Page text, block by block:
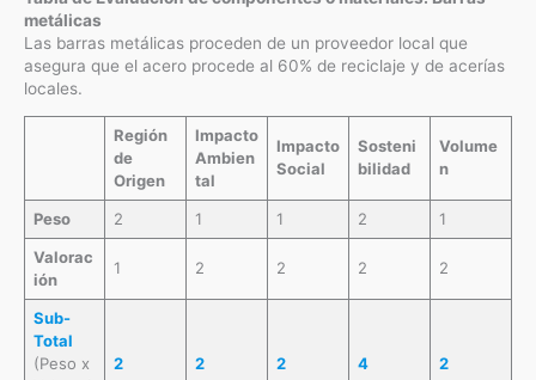
metálicas
Las barras metálicas proceden de un proveedor local que
asegura que el acero procede al 60% de reciclaje y de acerías
locales.
Región
de
Origen
Impacto
Ambien
tal
Impacto
Social
Sosteni
bilidad
Volume
n
Peso 2 1 1 2
1
Valorac
ión
1 2 2 2 2
Sub-
Total
(Peso x
2 2 2 4 2